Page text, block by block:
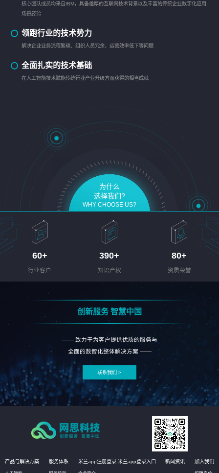
核心团队成员均来自IBM，具备雄厚的互联网技术背景以及丰富的传统企业数字化应用
场景经验
领跑行业的技术势力
解决企业业务流程繁琐、组织人员冗余、运营效率低下等问题
全面扎实的技术基础
在人工智能技术赋能传统行业产业升级方面获得的相当成就
为什么
选择我们?
WHY CHOOSE US?
60+
行业客户
390+
知识产权
80+
资质荣誉
创新服务 智慧中国
—— 致力于为客户提供优质的服务与
全面的数智化整体解决方案 ——
联系我们 >
产品与解决方案 服务体系 米兰app注册登录-米兰app登录入口 新闻资讯 加入我们